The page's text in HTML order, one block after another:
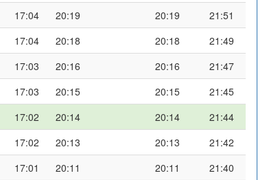
17:04 20:19 20:19
21:51
17:04 20:18 20:18
21:49
17:03 20:16 20:16
21:47
17:03 20:15 20:15
21:45
17:02 20:14 20:14
21:44
17:02 20:13 20:13
21:42
17:01 20:11 20:11
21:40